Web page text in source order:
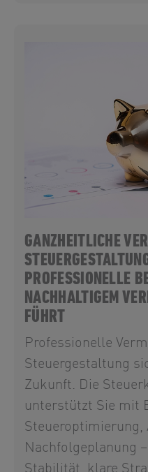
GANZHEITLICHE
PROFESSIONELLE
NACHHALTIGEM
FÜHRT
Professionelle
Steuergestaltung
Zukunft. Die
unterstützt Sie mit
Steueroptimierung,
Nachfolgeplanung
Stabilität, klare